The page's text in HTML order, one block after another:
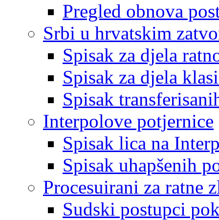
Pregled obnova
Srbi u hrvatskim
Spisak za djela
Spisak za djela
Spisak
Interpolove potjernice
Spisak lica na
Spisak uhapšenih
Procesuirani za ratne
Sudski postupci